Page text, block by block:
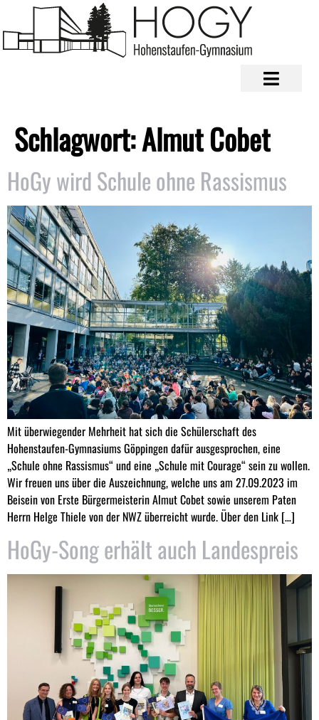
Schlagwort:Almut Cobet
HoGy wird Schule ohne Rassismus
Mit überwiegender Mehrheit hat sich die Schülerschaft des
Hohenstaufen-Gymnasiums Göppingen dafür ausgesprochen, eine
„Schule ohne Rassismus“ und eine „Schule mit Courage“ sein zu wollen.
Wir freuen uns über die Auszeichnung, welche uns am 27.09.2023 im
Beisein von Erste Bürgermeisterin Almut Cobet sowie unserem Paten
Herrn Helge Thiele von der NWZ überreicht wurde. Über den Link […]
HoGy-Song erhält auch Landespreis